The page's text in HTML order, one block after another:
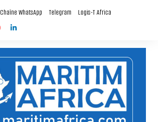
Chaîne WhatsApp Telegram Logis-T Africa